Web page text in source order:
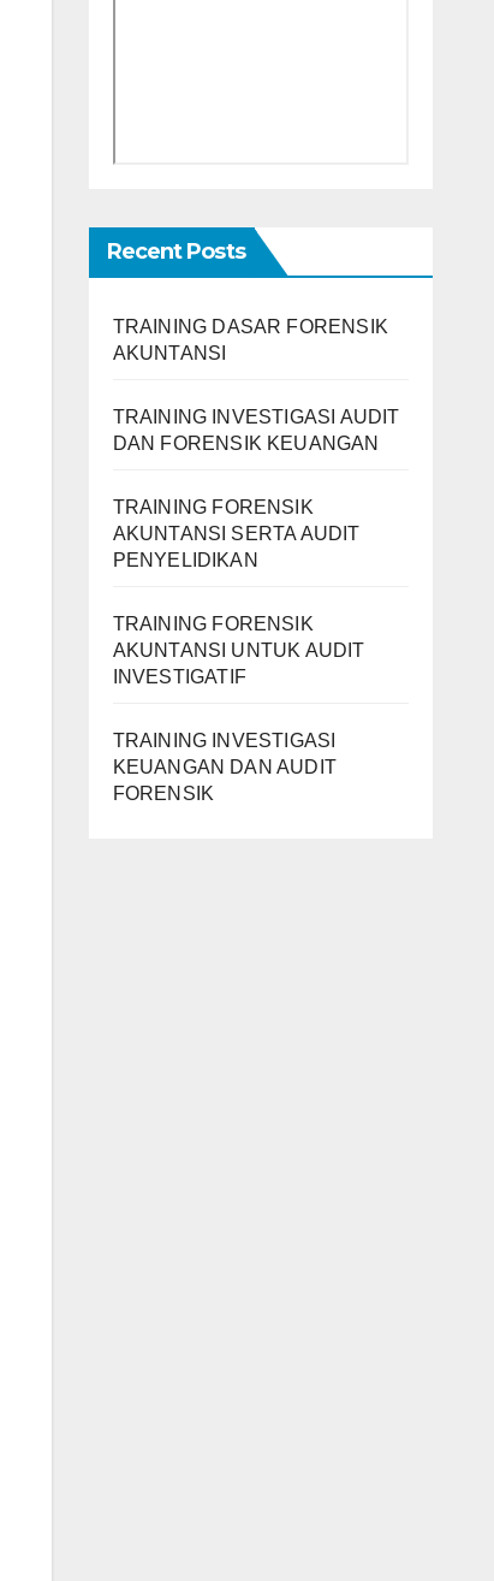
Recent Posts
TRAINING DASAR FORENSIK
AKUNTANSI
TRAINING INVESTIGASI AUDIT
DAN FORENSIK KEUANGAN
TRAINING FORENSIK
AKUNTANSI SERTA AUDIT
PENYELIDIKAN
TRAINING FORENSIK
AKUNTANSI UNTUK AUDIT
INVESTIGATIF
TRAINING INVESTIGASI
KEUANGAN DAN AUDIT
FORENSIK